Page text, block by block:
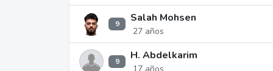
9 Salah Mohsen
27 años
9 H. Abdelkarim